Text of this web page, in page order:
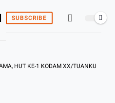
SUBSCRIBE
KE-1 KODAM XX/TUANKU IMAM BONJOL